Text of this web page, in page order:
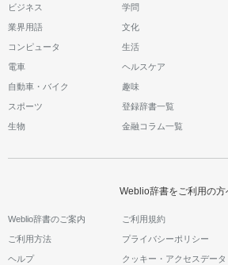
ビジネス 学問
業界用語 文化
コンピュータ 生活
電車 ヘルスケア
自動車・バイク 趣味
スポーツ 登録辞書一覧
生物 金融コラム一覧
Weblio辞書をご利用の方
Weblio辞書のご案内 ご利用規約
ご利用方法 プライバシーポリシー
ヘルプ
クッキー・アクセスデータ